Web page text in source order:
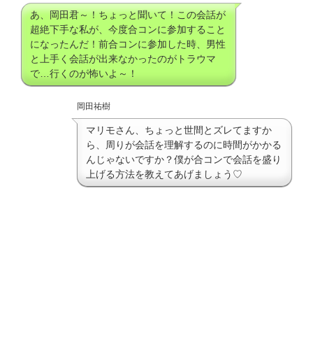
あ、岡田君～！ちょっと聞いて！この会話が
超絶下手な私が、今度合コンに参加すること
になったんだ！前合コンに参加した時、男性
と上手く会話が出来なかったのがトラウマ
で…行くのが怖いよ～！
岡田祐樹
マリモさん、ちょっと世間とズレてますか
ら、周りが会話を理解するのに時間がかかる
んじゃないですか？僕が合コンで会話を盛り
上げる方法を教えてあげましょう♡